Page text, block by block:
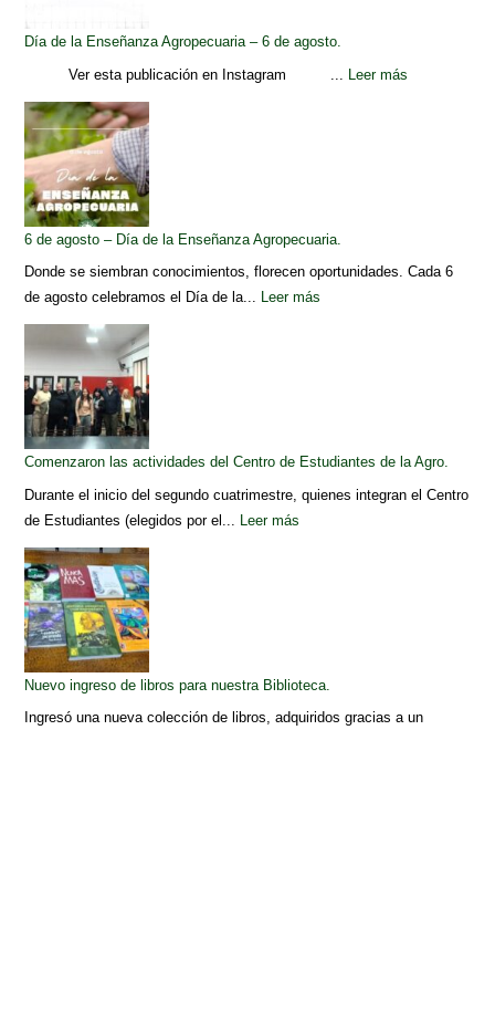
Día de la Enseñanza Agropecuaria – 6 de agosto.
Ver esta publicación en Instagram ... Leer más
6 de agosto – Día de la Enseñanza Agropecuaria.
Donde se siembran conocimientos, florecen oportunidades. Cada 6
de agosto celebramos el Día de la... Leer más
Comenzaron las actividades del Centro de Estudiantes de la Agro.
Durante el inicio del segundo cuatrimestre, quienes integran el Centro
de Estudiantes (elegidos por el... Leer más
Nuevo ingreso de libros para nuestra Biblioteca.
Ingresó una nueva colección de libros, adquiridos gracias a un